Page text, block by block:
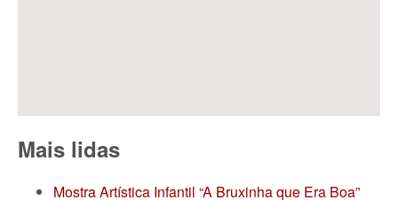
Mais lidas
Mostra Artística Infantil “A Bruxinha que Era Boa”